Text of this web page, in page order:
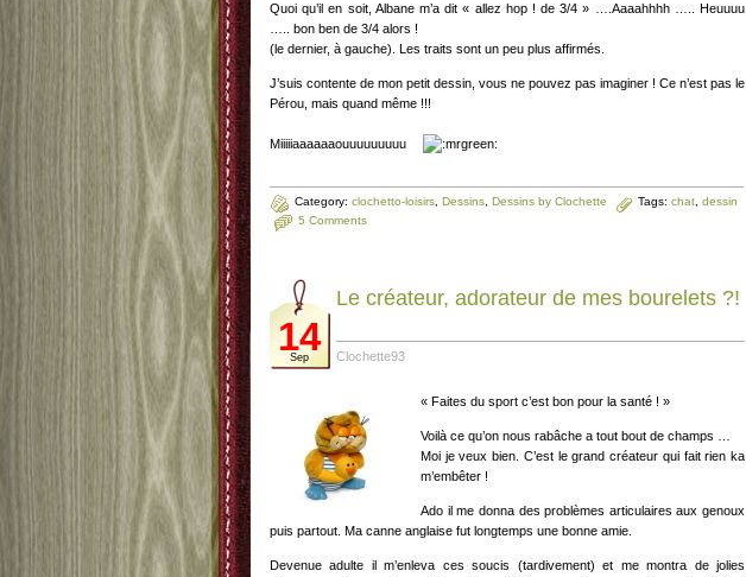
Quoi qu’il en soit, Albane m’a dit « allez hop ! de 3/4 » ….Aaaahhhh ….. Heuuuu
….. bon ben de 3/4 alors !
(le dernier, à gauche). Les traits sont un peu plus affirmés.
J’suis contente de mon petit dessin, vous ne pouvez pas imaginer ! Ce n’est pas le
Pérou, mais quand même !!!
Miiiiiaaaaaaouuuuuuuuu
Category: clochetto-loisirs Dessins Dessins by Clochette Tags: chat dessin
5 Comments
14
Sep
Le créateur, adorateur de mes bourelets ?!
Clochette93
« Faites du sport c’est bon pour la santé ! »
Voilà ce qu’on nous rabâche a tout bout de champs …
Moi je veux bien. C’est le grand créateur qui fait rien ka
m’embêter !
Ado il me donna des problèmes articulaires aux genoux
puis partout. Ma canne anglaise fut longtemps une bonne amie.
Devenue adulte il m’enleva ces soucis (tardivement) et me montra de jolies